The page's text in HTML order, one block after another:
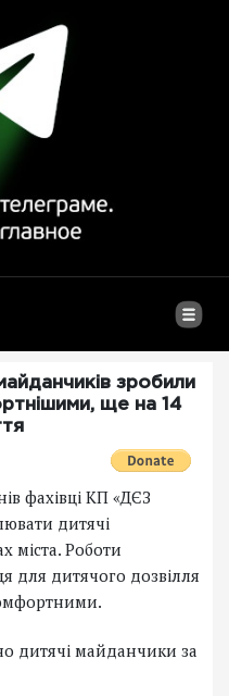
зробили
ще на 14
фахівці КП «ДЄЗ
дитячі
міста. Роботи
для дитячого дозвілля
дитячі майданчики за